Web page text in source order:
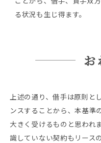
る状況も生じ得ます。
お
上述の通り、借手は原則と
ンスすることから、本基準
大きく受けるものと思われ
識していない契約もリース